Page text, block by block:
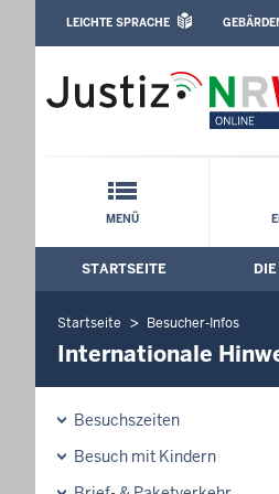
Leichte Sprache,
LEICHTE SPRACHE
Schnellnavigation
MENÜ
Hauptmenü:
STARTSEITE
Startseite Besucher-Infos
Internationale
Besuchszeiten
Besuch mit Kindern